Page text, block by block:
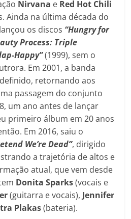
Nirvana e Red Hot Chili
Ainda na última década do
lançou os discos “Hungry for
Process: Triple
Happy”(1999), sem o
Em 2001, a banda
retornando aos
passagem do conjunto
um ano antes de lançar
primeiro álbum em 20 anos
Em 2016, saiu o
We’re Dead”, dirigido
a trajetória de altos e
atual, que vem desde
Donita Sparks(vocais e
(guitarra e vocais), Jennifer
Plakas(bateria).